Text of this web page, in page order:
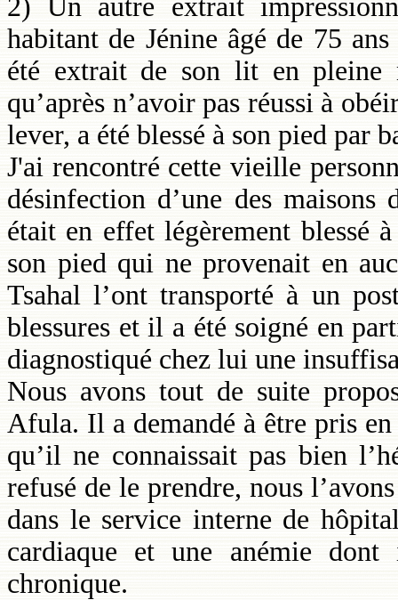
2) Un autre extrait
habitant de Jénine âgé de 75
été extrait de son lit en
qu’après n’avoir pas réussi à
lever, a été blessé à son pied par
J'ai rencontré cette vieille
désinfection d’une des
était en effet légèrement blessé
son pied qui ne provenait en
Tsahal l’ont transporté à un
blessures et il a été soigné en
diagnostiqué chez lui une
Nous avons tout de suite
Afula. Il a demandé à être pris
qu’il ne connaissait pas bien
refusé de le prendre, nous
dans le service interne de
cardiaque et une anémie
chronique.